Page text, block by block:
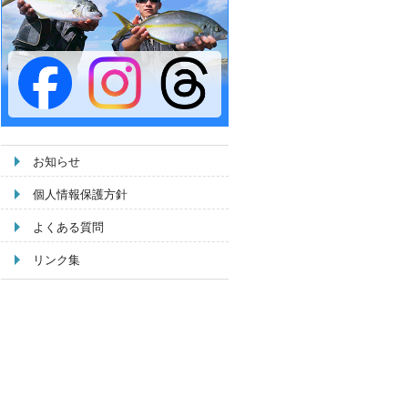
お知らせ
個人情報保護方針
よくある質問
リンク集